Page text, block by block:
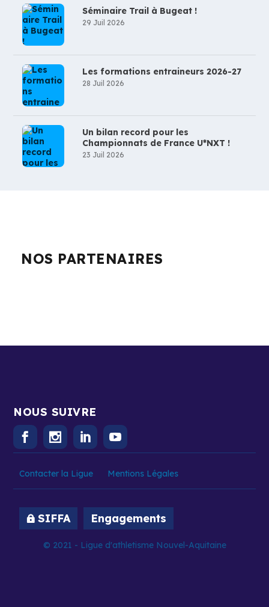
Séminaire Trail à Bugeat !
29 Juil 2026
Les formations entraineurs 2026-27
28 Juil 2026
Un bilan record pour les
Championnats de France U*NXT !
23 Juil 2026
NOS PARTENAIRES
NOUS SUIVRE
Contacter la Ligue Mentions Légales
SIFFA Engagements
© 2021 - Ligue d'athletisme Nouvel-Aquitaine